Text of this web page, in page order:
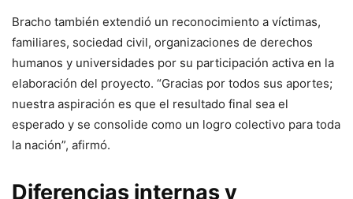
Bracho también extendió un reconocimiento a víctimas,
familiares, sociedad civil, organizaciones de derechos
humanos y universidades por su participación activa en la
elaboración del proyecto. “Gracias por todos sus aportes;
nuestra aspiración es que el resultado final sea el
esperado y se consolide como un logro colectivo para toda
la nación”, afirmó.
Diferencias internas y